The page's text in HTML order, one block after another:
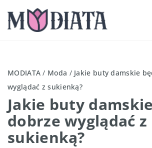
MODIATA / Moda / Jakie buty damskie
wyglądać z sukienką?
Jakie buty
dobrze wyglądać z
sukienką?